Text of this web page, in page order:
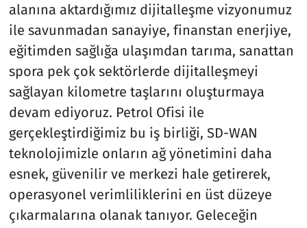
alanına aktardığımız dijitalleşme vizyonumuz
ile savunmadan sanayiye, finanstan enerjiye,
eğitimden sağlığa ulaşımdan tarıma, sanattan
spora pek çok sektörlerde dijitalleşmeyi
sağlayan kilometre taşlarını oluşturmaya
devam ediyoruz. Petrol Ofisi ile
gerçekleştirdiğimiz bu iş birliği, SD-WAN
teknolojimizle onların ağ yönetimini daha
esnek, güvenilir ve merkezi hale getirerek,
operasyonel verimliliklerini en üst düzeye
çıkarmalarına olanak tanıyor. Geleceğin